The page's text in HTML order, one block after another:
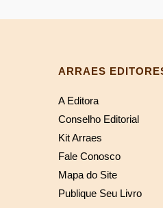
ARRAES
A Editora
Conselho Editorial
Kit Arraes
Fale Conosco
Mapa do Site
Publique Seu Livro